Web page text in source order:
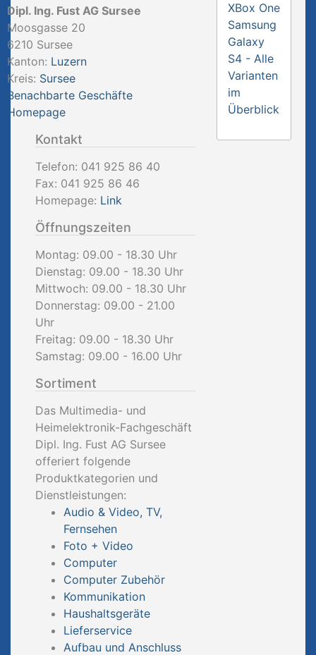
Dipl. Ing. Fust AG Sursee
Moosgasse 20
6210 Sursee
Kanton: Luzern
Kreis: Sursee
Benachbarte Geschäfte
Homepage
Kontakt
Telefon: 041 925 86 40
Fax: 041 925 86 46
Homepage: Link
Öffnungszeiten
Montag: 09.00 - 18.30 Uhr
Dienstag: 09.00 - 18.30 Uhr
Mittwoch: 09.00 - 18.30 Uhr
Donnerstag: 09.00 - 21.00
Uhr
Freitag: 09.00 - 18.30 Uhr
Samstag: 09.00 - 16.00 Uhr
Sortiment
Das Multimedia- und
Heimelektronik-Fachgeschäft
Dipl. Ing. Fust AG Sursee
offeriert folgende
Produktkategorien und
Dienstleistungen:
Audio & Video, TV,
Fernsehen
Foto + Video
Computer
Computer Zubehör
Kommunikation
Haushaltsgeräte
Lieferservice
Aufbau und Anschluss
XBox One
Samsung
Galaxy
S4 - Alle
Varianten
im
Überblick